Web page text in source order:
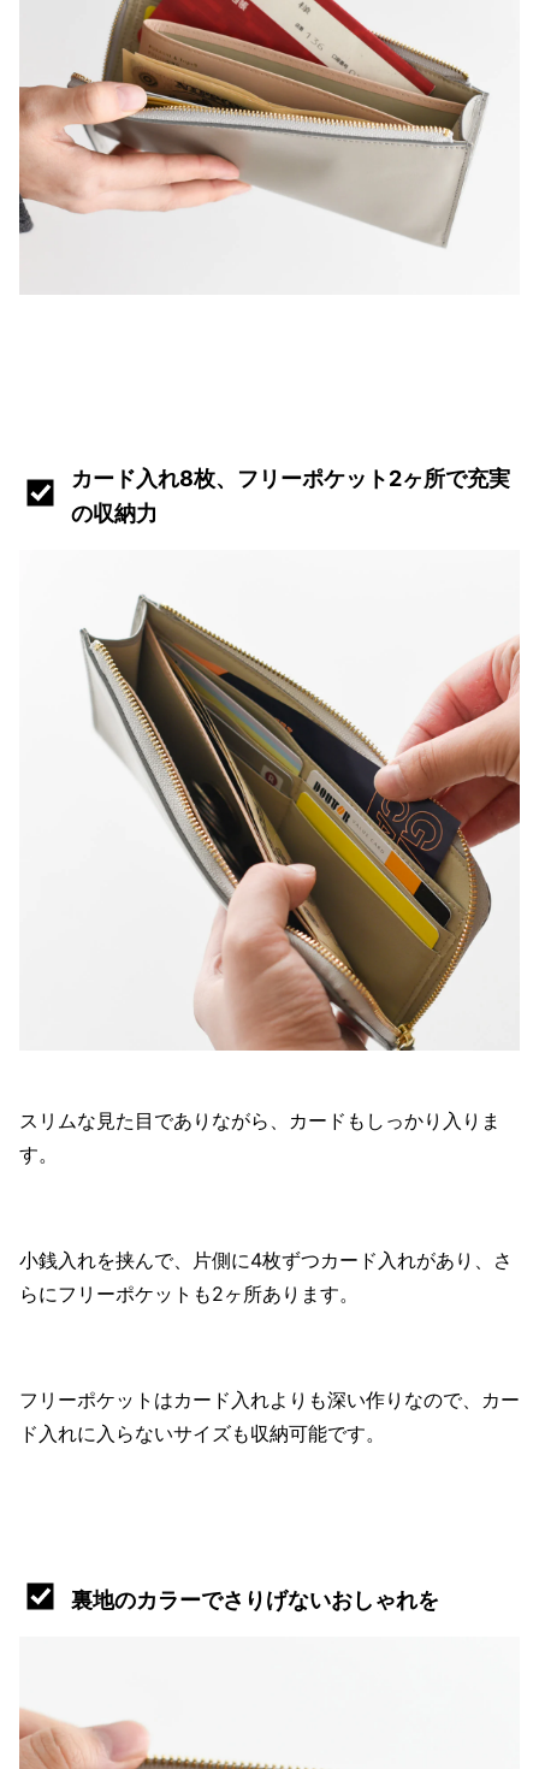
カード入れ8枚、フリーポケット2ヶ所で充実
の収納力
スリムな見た目でありながら、カードもしっかり入りま
す。
小銭入れを挟んで、片側に4枚ずつカード入れがあり、さ
らにフリーポケットも2ヶ所あります。
フリーポケットはカード入れよりも深い作りなので、カー
ド入れに入らないサイズも収納可能です。
裏地のカラーでさりげないおしゃれを